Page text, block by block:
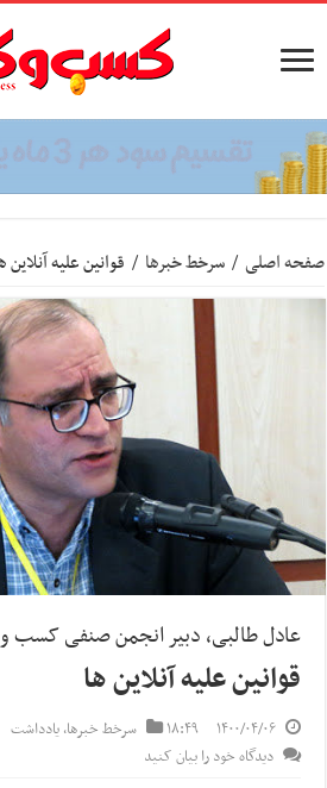
صفحه اصلی / سرخط خبرها / قوانین علیه آنلاین
عادل طالبی، دبیر انجمن صنفی کسب و
قوانین علیه آنلاین ها
۱۴۰۰/۰۴/۰۶ ۱۸:۴۹ سرخط خبرها,یادداشت
دیدگاه خود را بیان کنید